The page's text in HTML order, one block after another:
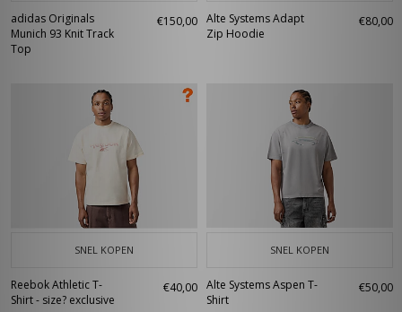
adidas Originals
Munich 93 Knit Track
Top
€150,00 Alte Systems Adapt
Zip Hoodie
€80,00
SNEL KOPEN
Reebok Athletic T-
Shirt - size? exclusive
€40,00
SNEL KOPEN
Alte Systems Aspen T-
Shirt
€50,00